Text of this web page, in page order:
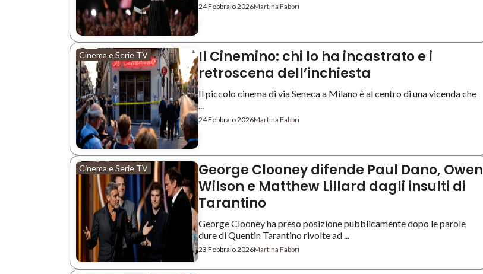
24 Febbraio 2026Martina Fabbri
Cinema e Serie TV
Il Cinemino: chi lo ha incastrato e i
retroscena dell’inchiesta
Il piccolo cinema di via Seneca a Milano è al centro di una vicenda che
...
24 Febbraio 2026Martina Fabbri
Cinema e Serie TV
George Clooney difende Paul Dano, Owen
Wilson e Matthew Lillard dagli insulti di
Tarantino
George Clooney ha preso posizione pubblicamente dopo le parole
dure di Quentin Tarantino rivolte ad ...
23 Febbraio 2026Martina Fabbri